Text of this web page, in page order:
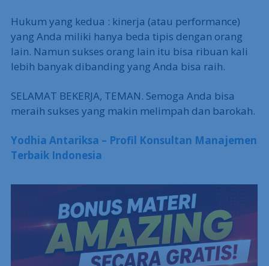
Hukum yang kedua : kinerja (atau performance)
yang Anda miliki hanya beda tipis dengan orang
lain. Namun sukses orang lain itu bisa ribuan kali
lebih banyak dibanding yang Anda bisa raih.
SELAMAT BEKERJA, TEMAN. Semoga Anda bisa
meraih sukses yang makin melimpah dan barokah.
Yodhia Antariksa – Profil Konsultan Manajemen
Terbaik Indonesia